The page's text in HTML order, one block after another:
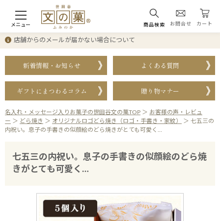
メニュー 商品検索 お問合せ カート
店舗からのメールが届かない場合について
新着情報・お知らせ よくある質問
ギフトにまつわるコラム 贈り物マナー
名入れ・メッセージ入りお菓子の世田谷文の菓TOP ＞ お客様の声・レビュ
ー ＞ どら焼き ＞ オリジナルロゴどら焼き（ロゴ・手書き・家紋） ＞ 七五三の
内祝い。息子の手書きの似顔絵のどら焼きがとても可愛く…
七五三の内祝い。息子の手書きの似顔絵のどら焼
きがとても可愛く…